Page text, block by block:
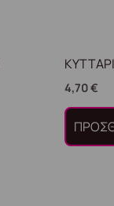
4,70€